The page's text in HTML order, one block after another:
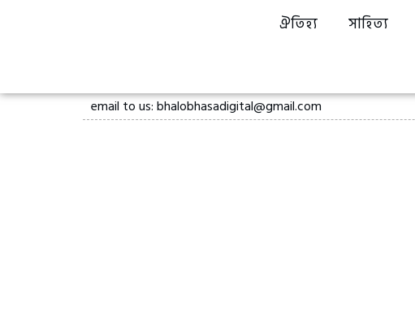
ঐতিহ্য সাহিত্য
email to us: bhalobhasadigital@gmail.com